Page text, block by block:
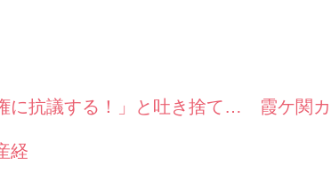
に抗議する！」と吐き捨て… 霞ケ関カ
経